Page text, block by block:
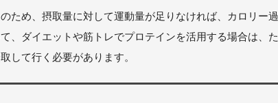
ため、摂取量に対して運動量が足りなければ、カロリー過
、ダイエットや筋トレでプロテインを活用する場合は、た
して行く必要があります。